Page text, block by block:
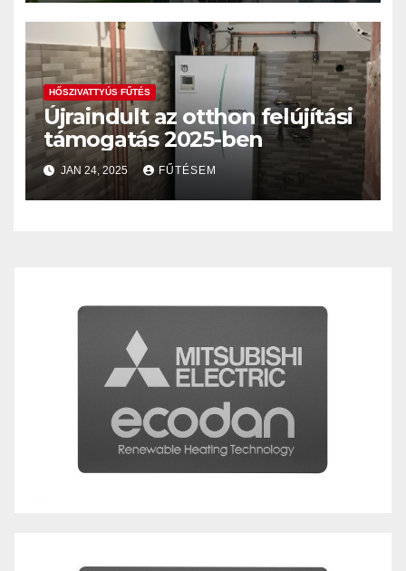
HŐSZIVATTYÚS FŰTÉS
Újraindult az otthon felújítási
támogatás 2025-ben
JAN 24, 2025 FŰTÉSEM